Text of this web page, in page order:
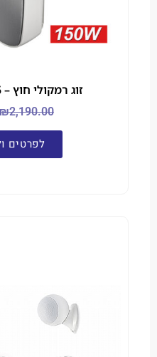
זוג רמקולי חוץ – HARMONY YE55
₪
1,990.00
לפרטים ולהשכרה